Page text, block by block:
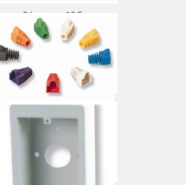
Cáp quang 12 Fo
Mua ngay
Đầu chụp/ Đầu boot/ Boot
Colour/ Plug Boot